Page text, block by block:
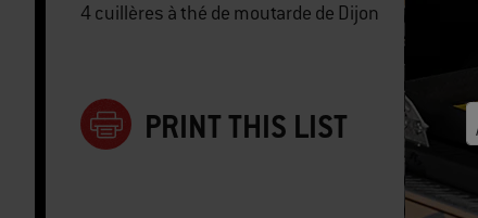
4 cuillères à thé de moutarde de Dijon
PRINT THIS LIST